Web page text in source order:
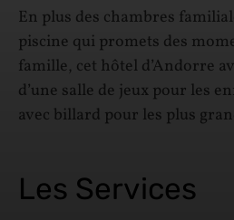
En plus des chambres
piscine qui promets des
famille, cet hôtel d’Andorre
d’une salle de jeux pour les
avec billard pour les plus
Les Services